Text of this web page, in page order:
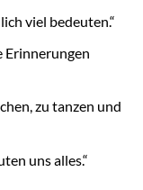
viel bedeuten.“
Erinnerungen
zu tanzen und
uns alles.“